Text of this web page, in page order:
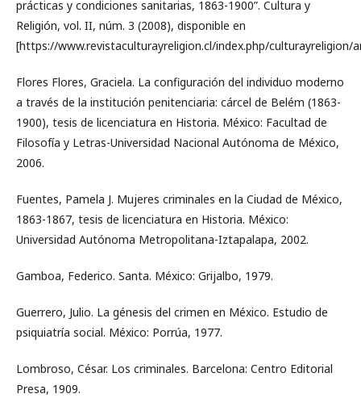
prácticas y condiciones sanitarias, 1863-1900”. Cultura y
Religión, vol. II, núm. 3 (2008), disponible en
[https://www.revistaculturayreligion.cl/index.php/culturayreligion/
Flores Flores, Graciela. La configuración del individuo moderno
a través de la institución penitenciaria: cárcel de Belém (1863-
1900), tesis de licenciatura en Historia. México: Facultad de
Filosofía y Letras-Universidad Nacional Autónoma de México,
2006.
Fuentes, Pamela J. Mujeres criminales en la Ciudad de México,
1863-1867, tesis de licenciatura en Historia. México:
Universidad Autónoma Metropolitana-Iztapalapa, 2002.
Gamboa, Federico. Santa. México: Grijalbo, 1979.
Guerrero, Julio. La génesis del crimen en México. Estudio de
psiquiatría social. México: Porrúa, 1977.
Lombroso, César. Los criminales. Barcelona: Centro Editorial
Presa, 1909.